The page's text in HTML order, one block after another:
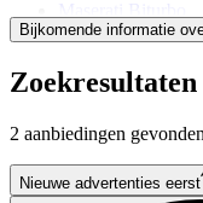
Maserati Ghibli
Maserati Indy
Maserati MC20
Maserati Mistral
Maserati
Maserati Spyder
Bijkomende informatie
Zoekresultaten
2 aanbiedingen
Nieuwe advertenties eerst